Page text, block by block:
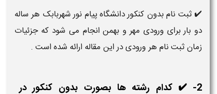
✔️ ثبت نام بدون کنکور دانشگاه پیام نور شهربابک هر ساله
دو بار برای ورودی مهر و بهمن انجام می شود که جزئیات
زمان ثبت نام هر ورودی در این مقاله ارائه شده است .
2- ✔️ کدام رشته ها بصورت بدون کنکور در